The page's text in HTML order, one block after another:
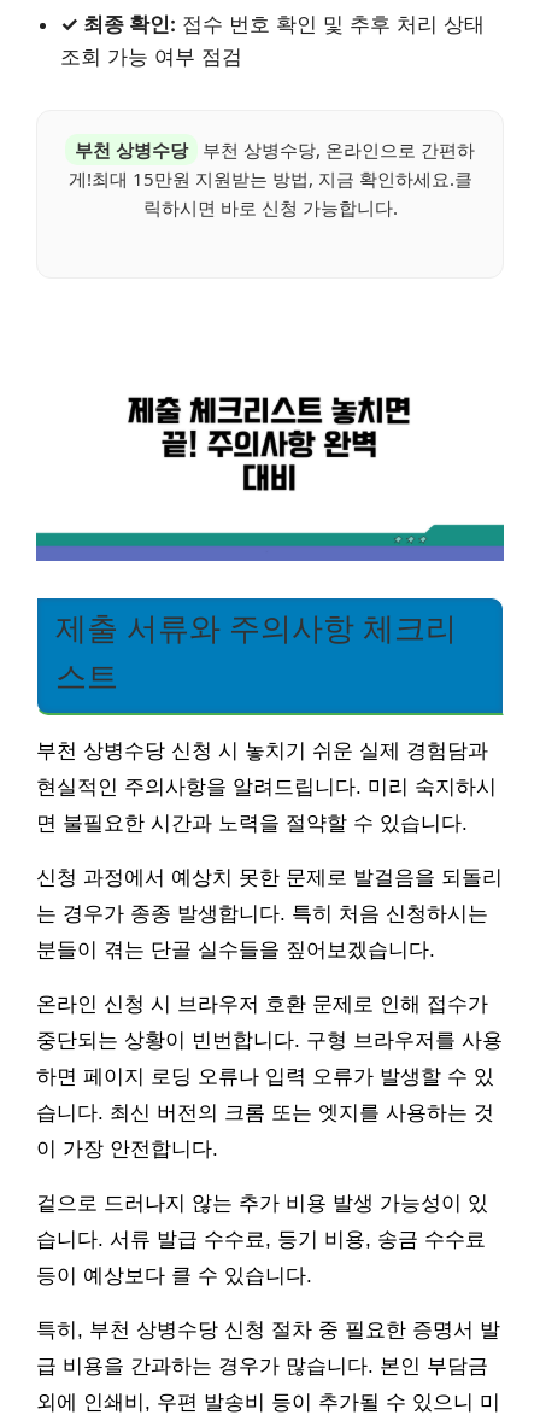
✓ 최종 확인: 접수 번호 확인 및 추후 처리 상태
조회 가능 여부 점검
부천 상병수당
부천 상병수당, 온라인으로 간편하
게!최대 15만원 지원받는 방법, 지금 확인하세요.클
릭하시면 바로 신청 가능합니다.
제출 서류와 주의사항 체크리
스트
부천 상병수당 신청 시 놓치기 쉬운 실제 경험담과
현실적인 주의사항을 알려드립니다. 미리 숙지하시
면 불필요한 시간과 노력을 절약할 수 있습니다.
신청 과정에서 예상치 못한 문제로 발걸음을 되돌리
는 경우가 종종 발생합니다. 특히 처음 신청하시는
분들이 겪는 단골 실수들을 짚어보겠습니다.
온라인 신청 시 브라우저 호환 문제로 인해 접수가
중단되는 상황이 빈번합니다. 구형 브라우저를 사용
하면 페이지 로딩 오류나 입력 오류가 발생할 수 있
습니다. 최신 버전의 크롬 또는 엣지를 사용하는 것
이 가장 안전합니다.
겉으로 드러나지 않는 추가 비용 발생 가능성이 있
습니다. 서류 발급 수수료, 등기 비용, 송금 수수료
등이 예상보다 클 수 있습니다.
특히, 부천 상병수당 신청 절차 중 필요한 증명서 발
급 비용을 간과하는 경우가 많습니다. 본인 부담금
외에 인쇄비, 우편 발송비 등이 추가될 수 있으니 미